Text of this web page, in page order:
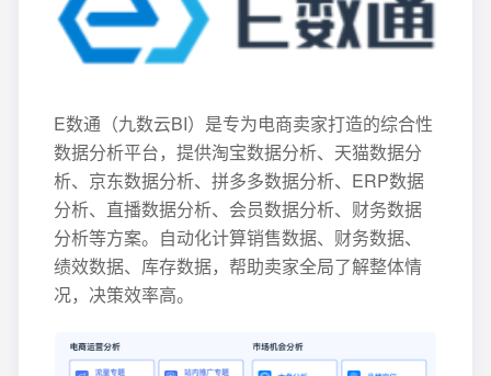
E数通（九数云BI）是专为电商卖家打造的综合性
数据分析平台，提供淘宝数据分析、天猫数据分
析、京东数据分析、拼多多数据分析、ERP数据
分析、直播数据分析、会员数据分析、财务数据
分析等方案。自动化计算销售数据、财务数据、
绩效数据、库存数据，帮助卖家全局了解整体情
况，决策效率高。